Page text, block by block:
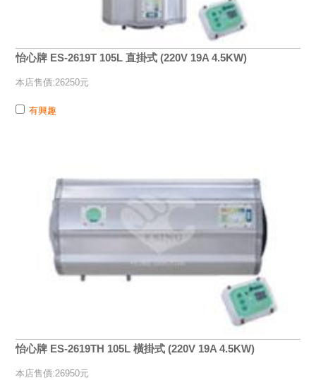
怡心牌 ES-2619T 105L 直掛式 (220V 19A 4.5KW)
本店售價:26250元
有興趣
怡心牌 ES-2619TH 105L 橫掛式 (220V 19A 4.5KW)
本店售價:26950元